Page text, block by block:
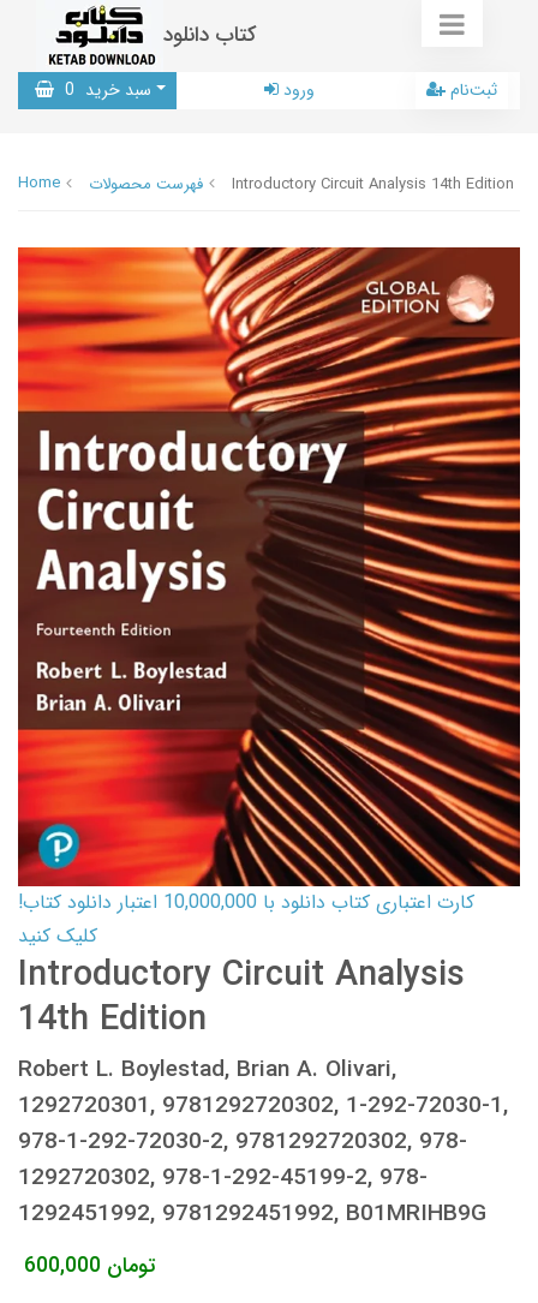
کتاب دانلود
سبد خرید 0 ورود ثبت‌نام
Home فهرست محصولات Introductory Circuit Analysis 14th Edition
کارت اعتباری کتاب دانلود با 10,000,000 اعتبار دانلود کتاب!
کلیک کنید
Introductory Circuit Analysis
14th Edition
Robert L. Boylestad, Brian A. Olivari,
1292720301, 9781292720302, 1-292-72030-1,
978-1-292-72030-2, 9781292720302, 978-
1292720302, 978-1-292-45199-2, 978-
1292451992, 9781292451992, B01MRIHB9G
600,000 تومان